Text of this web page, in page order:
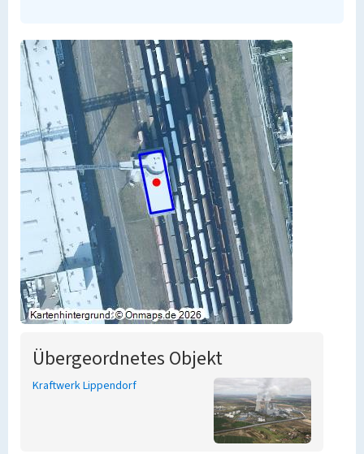
Übergeordnetes Objekt
Kraftwerk Lippendorf